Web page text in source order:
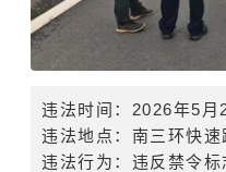
违法时间：2026年5月
违法地点： 南三环快速
违法行为：违反禁令标